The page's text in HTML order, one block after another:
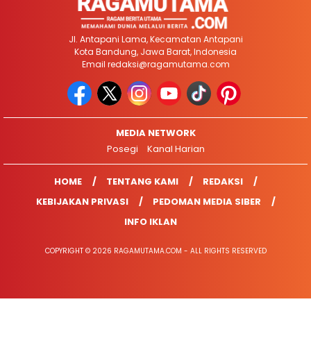
Jl. Antapani Lama, Kecamatan Antapani
Kota Bandung, Jawa Barat, Indonesia
Email redaksi@ragamutama.com
MEDIA NETWORK
Posegi
Kanal Harian
HOME TENTANG KAMI
REDAKSI
KEBIJAKAN PRIVASI
PEDOMAN MEDIA SIBER
INFO IKLAN
COPYRIGHT © 2026 RAGAMUTAMA.COM - ALL RIGHTS RESERVED